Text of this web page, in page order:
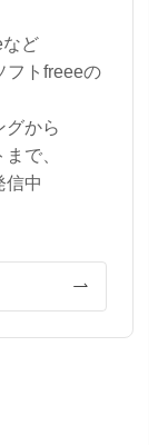
ど
フトfreeeの
グから
で、
信中